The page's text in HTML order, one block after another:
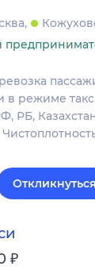
в режиме
РБ,
Откликнуться
₽